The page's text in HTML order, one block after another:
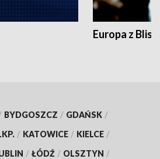
Europa z
BYDGOSZCZ / GDAŃSK /
/ KATOWICE / KIELCE /
/ ŁÓDŹ / OLSZTYN /